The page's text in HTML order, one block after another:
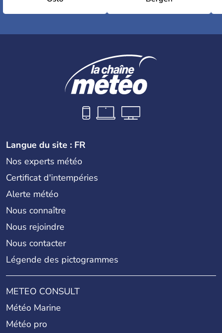
Langue du site : FR
Nos experts météo
Certificat d'intempéries
Alerte météo
Nous connaître
Nous rejoindre
Nous contacter
Légende des pictogrammes
METEO CONSULT
Météo Marine
Météo pro